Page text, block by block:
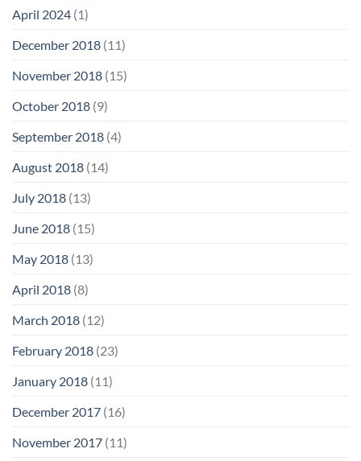
April 2024 (1)
December 2018 (11)
November 2018 (15)
October 2018 (9)
September 2018 (4)
August 2018 (14)
July 2018 (13)
June 2018 (15)
May 2018 (13)
April 2018 (8)
March 2018 (12)
February 2018 (23)
January 2018 (11)
December 2017 (16)
November 2017 (11)